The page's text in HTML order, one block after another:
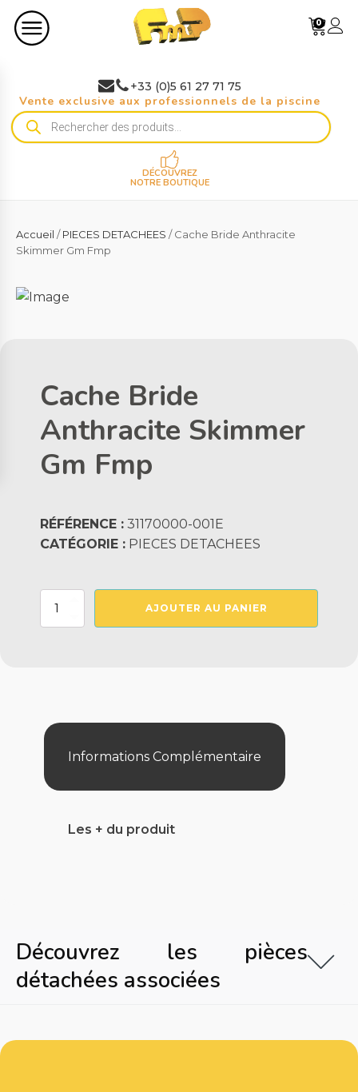
0
+33 (0)5 61 27 71 75
Vente exclusive aux professionnels de la piscine
Recherche
de
DÉCOUVREZ
NOTRE BOUTIQUE
Accueil /PIECES DETACHEES / Cache Bride Anthracite
Skimmer Gm Fmp
Cache Bride
Anthracite Skimmer
Gm Fmp
RÉFÉRENCE : 31170000-001E
CATÉGORIE : PIECES DETACHEES
quantité
AJOUTER AU PANIER
Informations Complémentaire
Les + du produit
Découvrez les pièces
détachées associées